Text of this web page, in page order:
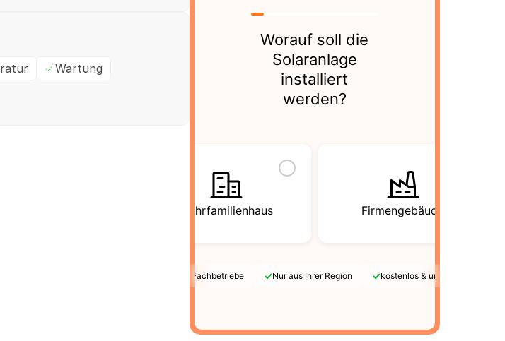
Wartung
Worauf soll die
Solaranlage
installiert
werden?
Mehrfamilienhaus Firmengebäude
Geprüfte Fachbetriebe ✓Nur aus Ihrer Region ✓kostenlos & unverbindlich